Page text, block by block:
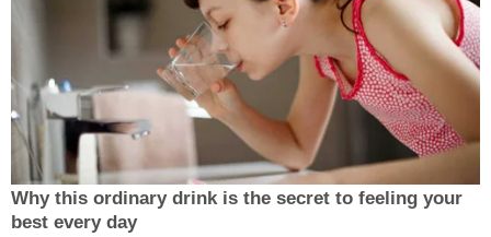
Why this ordinary drink is the secret to feeling your
best every day